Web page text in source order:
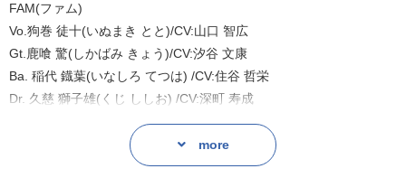
◆ドラマパート
【ストーリー】
下級層という場所で希望も無い日々を過ごしていたFAMのメンバー
達。
自らの意志で未来を切り開く事の出来るかもしれない、音楽フェス
彼らの取った行動とは!
FAM(ファム)
Vo.狗巻 徒十(いぬまき とと)/CV:山口 智広
Gt.鹿喰 驚(しかばみ きょう)/CV:汐谷 文康
Ba. 稲代 鐡葉(いなしろ てつは) /CV:住谷 哲栄
Dr. 久慈 獅子雄(くじ ししお) /CV:深町 寿成
more